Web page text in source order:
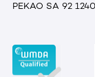
PEKAO SA 92